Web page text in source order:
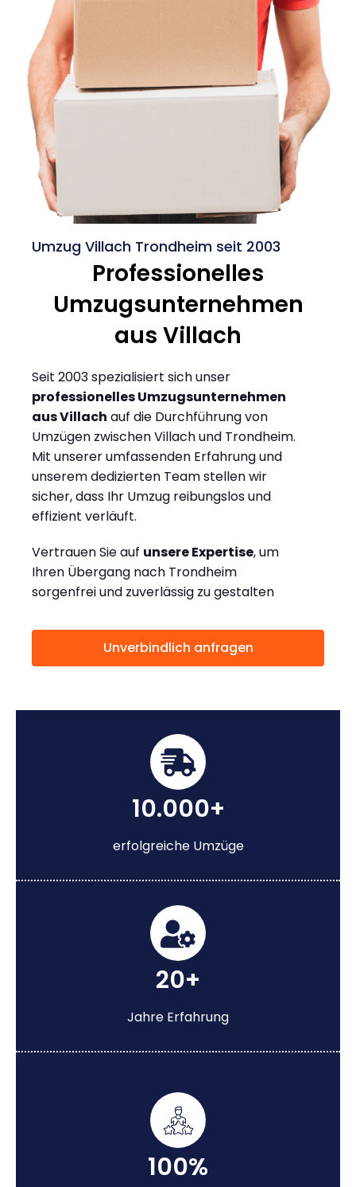
Umzug Villach Trondheim seit 2003
Professionelles
Umzugsunternehmen
aus Villach
Seit 2003 spezialisiert sich unser
professionelles Umzugsunternehmen
aus Villach auf die Durchführung von
Umzügen zwischen Villach und Trondheim.
Mit unserer umfassenden Erfahrung und
unserem dedizierten Team stellen wir
sicher, dass Ihr Umzug reibungslos und
effizient verläuft.
Vertrauen Sie auf unsere Expertise, um
Ihren Übergang nach Trondheim
sorgenfrei und zuverlässig zu gestalten
Unverbindlich anfragen
10.000+
erfolgreiche Umzüge
20+
Jahre Erfahrung
100%